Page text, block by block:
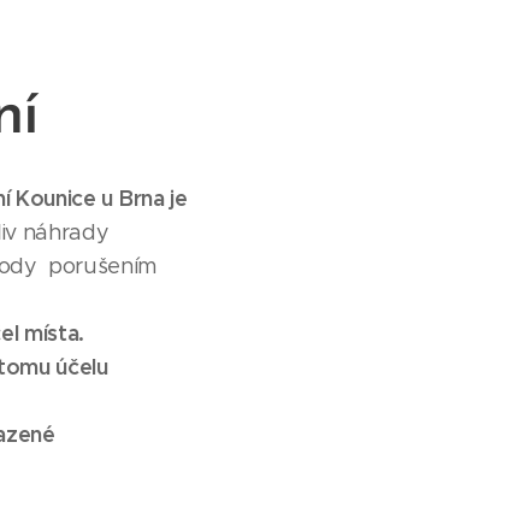
Kounice u Brna je
náhrady
porušením
místa.
účelu